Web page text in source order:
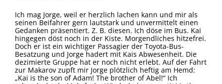
Ich mag Jorge, weil er herzlich lachen kann und mir als
seinen Beifahrer gern lautstark und unvermittelt einen
Gedanken präsentiert. Z. B. diesen. Ich döse im Bus. Kai
hingegen döst noch in der Kiste. Morgendliches hitzefrei.
Doch er ist ein wichtiger Passagier der Toyota-Bus-
Besatzung und Jorge hadert mit Kais Abwesenheit. Die
dezimierte Gruppe hat er noch nicht erlebt. Auf der Fahrt
zur Makarov zupft mir Jorge plötzlich heftig am Hemd:
„Kai is the son of Adam! The brother of Abel!“ Ich